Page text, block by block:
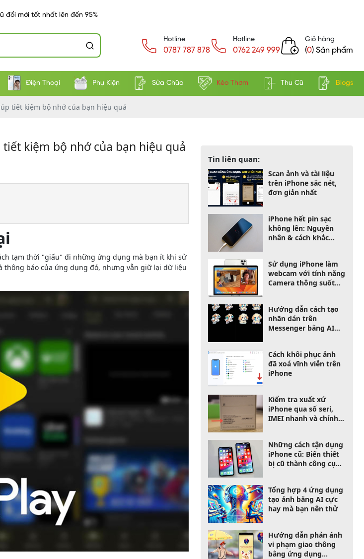
đổi mới tốt nhất lên đến 95%
Hotline
0787 787 878
Hotline
0762 249 999
Giỏ hàng
(0) Sản phẩm
Điện Thoại Phụ Kiện Sửa Chữa Kèo Thơm Thu Cũ Blogs
tiết kiệm bộ nhớ của bạn hiệu quả
kiệm bộ nhớ của bạn hiệu quả
tạm thời "giấu" đi những ứng dụng mà bạn ít khi sử
báo của ứng dụng đó, nhưng vẫn giữ lại dữ liệu
Tin liên quan:
Scan ảnh và tài liệu
trên iPhone sắc nét,
đơn giản nhất
iPhone hết pin sạc
không lên: Nguyên
nhân & cách khắc
Sử dụng iPhone làm
webcam với tính năng
Camera thông suốt
Hướng dẫn cách tạo
nhãn dán trên
Messenger bằng AI
Cách khôi phục ảnh
đã xoá vĩnh viễn trên
iPhone
Kiểm tra xuất xứ
iPhone qua số seri,
IMEI nhanh và chính
Những cách tận dụng
iPhone cũ: Biến thiết
bị cũ thành công cụ
Tổng hợp 4 ứng dụng
tạo ảnh bằng AI cực
hay mà bạn nên thử
Hướng dẫn phản ánh
vi phạm giao thông
bằng ứng dụng